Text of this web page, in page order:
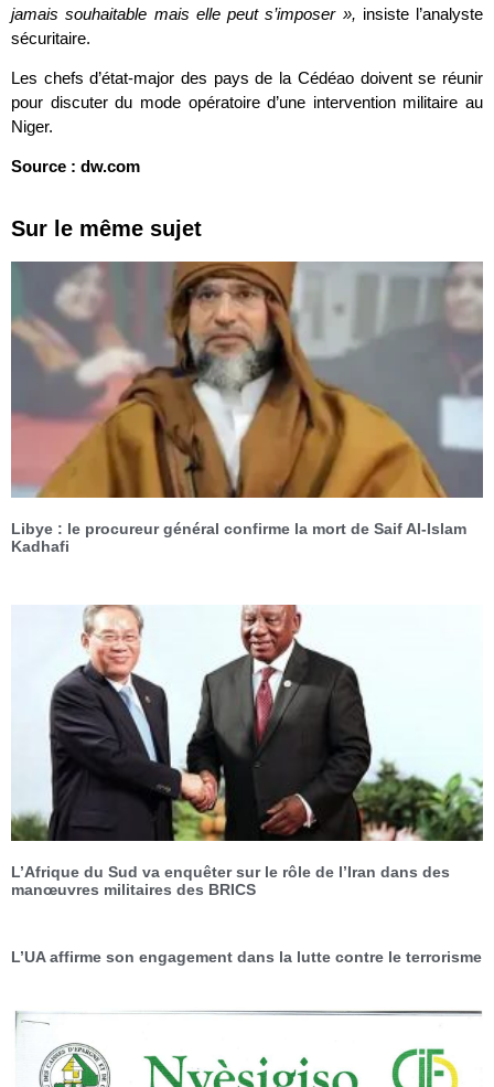
jamais souhaitable mais elle peut s’imposer », insiste l’analyste
sécuritaire.
Les chefs d’état-major des pays de la Cédéao doivent se réunir
pour discuter du mode opératoire d’une intervention militaire au
Niger.
Source : dw.com
Sur le même sujet
Libye : le procureur général confirme la mort de Saif Al-Islam
Kadhafi
L’Afrique du Sud va enquêter sur le rôle de l’Iran dans des
manœuvres militaires des BRICS
L’UA affirme son engagement dans la lutte contre le terrorisme